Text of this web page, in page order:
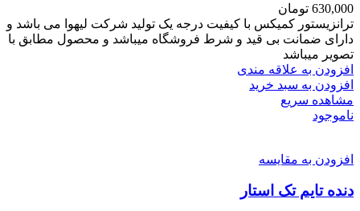
630,000 تومان
ترانزیستور کمیکس با کیفیت درجه یک تولید شرکت لیهوا می باشد و
دارای ضمانت بی قید و شرط فروشگاه میباشد و محصول مطابق با
تصویر میباشد
افزودن به علاقه مندی
افزودن به سبد خرید
مشاهده سریع
ناموجود
افزودن به مقایسه
دنده تایم تک استار